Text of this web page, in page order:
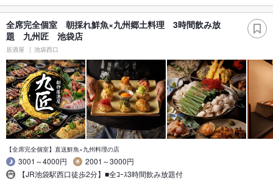
全席完全個室 朝採れ鮮魚×九州郷土料理 3時間飲み放
題 九州匠 池袋店
居酒屋 池袋西口
【全席完全個室】直送鮮魚×九州料理の店
3001～4000円
2001～3000円
【JR池袋駅西口徒歩2分】■全ｺｰｽ3時間飲み放題付